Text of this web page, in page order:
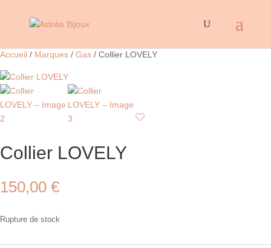
Accueil / Marques / Gas / Collier LOVELY
Collier LOVELY
150,00 €
Rupture de stock